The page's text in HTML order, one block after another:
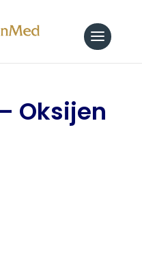
Oksijen